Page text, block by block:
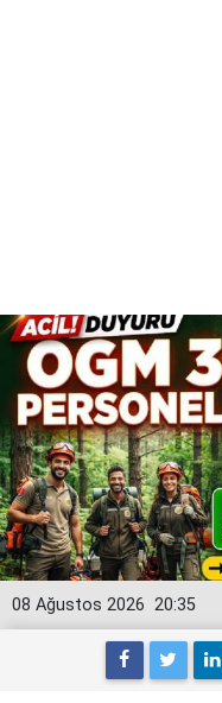
20:35
08 Ağustos 2026